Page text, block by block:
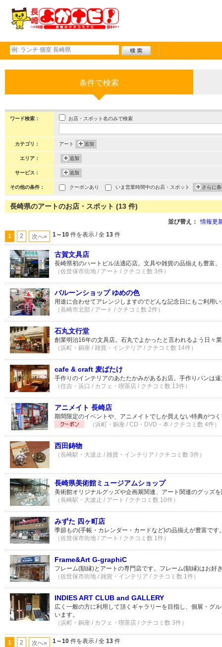
条件で検索
ワード検索： お店・スポット名のみで検索
カテゴリ： アート 追加
エリア： 追加
サービス： 追加
その他の条件： クーポンあり いま営業時間中のお店・スポット さらに
長崎県のアートのお店・スポット (13 件)
並び替え： 情報更
1 2 次へ» 1～10 件を表示 / 全 13 件
古賀文具店
長崎県初のハートビル法適応店。文具や雑貨の品揃えも豊富。
（佐世保市街地 / アート / クチコミ数 3件）
バルーンショップ ゆめの色
用途に合わせてアレンジしますのでどんな記念日にもご利用
（長崎市北部 / アート / クチコミ数 2件）
石丸文行堂
創業明治16年の文具店。石丸でよかったと言われるよう日々
（浜町・銅座 / 雑貨・インテリア / クチコミ数 14件）
cafe & craft 麦ばたけ
手作りのインテリアのあたたかみがあるお店。手作りパンは
（住吉・浜口 / カフェ・喫茶店 / クチコミ数 13件）
アニメイト 長崎店
期間限定のイベントや、アニメイトでしか買えない特典がつ
（浜町・銅座 / CD・DVD・本 / クチコミ数 4件）
西田鋳物
（長崎駅・大波止 / 雑貨・インテリア / クチコミ数 3件）
長崎県美術館ミュージアムショップ
美術館オリジナルグッズや企画展関連、アート関連のグッズ
（長崎駅・大波止 / アート / クチコミ数 10件）
みずた 四ヶ町店
季節もの(手帳・カレンダー・カードなど)の品揃えが豊富です
（佐世保市街地 / アート / クチコミ数 1件）
Frame&Art G-graphiC
フレーム(額縁)とアートの専門店です。フレーム(額縁)はお好
（佐世保市街地 / 雑貨・インテリア / クチコミ数 1件）
INDIES ART CLUB and GALLERY
広く一般の方に利用して頂くギャラリーを目指し、個展・グ
います。
（浜町・銅座 / カフェ・喫茶店 / クチコミ数 3件）
1 2 次へ» 1～10 件を表示 / 全 13 件